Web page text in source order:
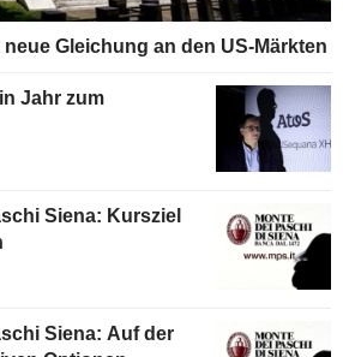
neue Gleichung an den US-Märkten
Jahr zum
Siena: Kursziel
Siena: Auf der